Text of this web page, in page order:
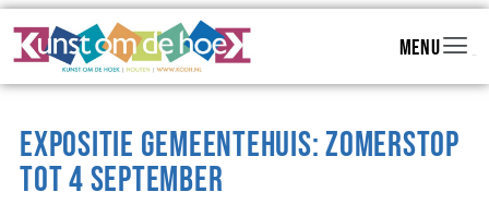
Menu
Expositie Gemeentehuis: zomerstop
tot 4 september